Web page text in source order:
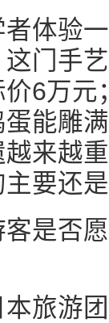
体验
门手
6万
能雕
来越
要还
是否
旅游